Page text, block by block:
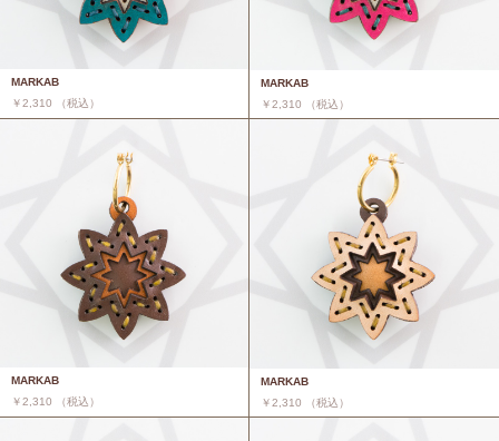
MARKAB
￥2,310 （税込）
MARKAB
￥2,310 （税込）
MARKAB
￥2,310 （税込）
MARKAB
￥2,310 （税込）